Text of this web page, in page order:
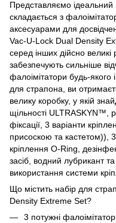
Представляємо
складається з
аксесуарами для
Vac-U-Lock Dual Density
серед інших дійсно великі
забезпечують сильніше
фалоімітатори будь-
для страпона, ви
велику коробку, у якій
щільності ULTRASKYN™,
фіксації, 3 варіанти
присоскою та кастетом)),
кріплення O-Ring,
засіб, водний лубрикант
використання системи
Що містить набір для
Density Extreme Set?
3 потужні